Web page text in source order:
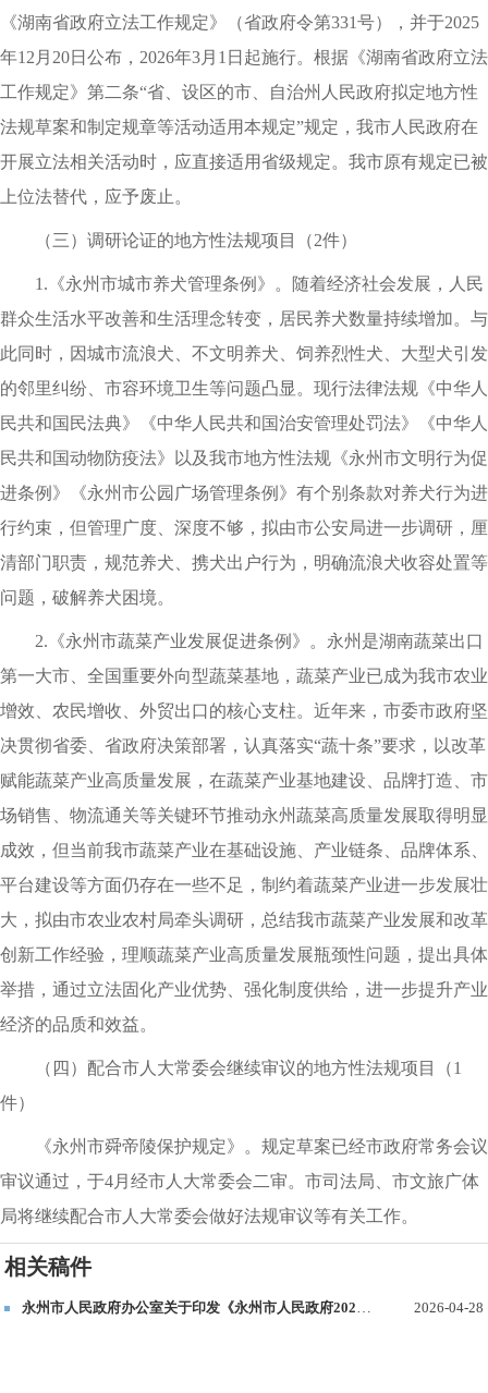
《湖南省政府立法工作规定》（省政府令第331号）
， 并于2025
年12月20日公布 ， 2026年3月1日起施行。 根据《湖南省政府立法
工作规定》第二条“省、设区的市、自治州人民政府拟定地方性
法规草案和制定规章等活动适用本规定”规定 ， 我市人民政府在
开展立法相关活动时 ， 应直接适用省级规定。 我市原有规定已被
上位法替代 ， 应予废止 。
（三）调研论证的地方性法规项目（2件）
1.《永州市城市养犬管理条例》 。 随着经济社会发展 ，
人民
群众生活水平改善和生活理念转变 ， 居民养犬数量持续增加。 与
此同时 ， 因城市流浪犬、不文明养犬、饲养烈性犬、大型犬引发
的邻里纠纷、市容环境卫生等问题凸显 。 现行法律法规《中华人
民共和国民法典》《中华人民共和国治安管理处罚法》《中华人
民共和国动物防疫法》以及我市地方性法规《永州市文明行为促
进条例》《永州市公园广场管理条例》有个别条款对养犬行为进
行约束 ， 但管理广度、深度不够 ， 拟由市公安局进一步调研 ， 厘
清部门职责 ， 规范养犬、携犬出户行为 ， 明确流浪犬收容处置等
问题 ， 破解养犬困境。
2.《永州市蔬菜产业发展促进条例》 。 永州是湖南蔬菜出口
第一大市、全国重要外向型蔬菜基地 ， 蔬菜产业已成为我市农业
增效、农民增收、外贸出口的核心支柱。 近年来 ， 市委市政府坚
决贯彻省委、省政府决策部署 ， 认真落实“蔬十条”要求 ， 以改革
赋能蔬菜产业高质量发展 ， 在蔬菜产业基地建设、品牌打造、市
场销售、物流通关等关键环节推动永州蔬菜高质量发展取得明显
成效 ， 但当前我市蔬菜产业在基础设施、产业链条、品牌体系、
平台建设等方面仍存在一些不足 ， 制约着蔬菜产业进一步发展壮
大 ， 拟由市农业农村局牵头调研 ， 总结我市蔬菜产业发展和改革
创新工作经验 ， 理顺蔬菜产业高质量发展瓶颈性问题 ， 提出具体
举措 ， 通过立法固化产业优势、强化制度供给 ， 进一步提升产业
经济的品质和效益。
（四）配合市人大常委会继续审议的地方性法规项目（1
件）
《永州市舜帝陵保护规定》 。 规定草案已经市政府常务会议
审议通过 ， 于4月经市人大常委会二审。 市司法局、市文旅广体
局将继续配合市人大常委会做好法规审议等有关工作。
相关稿件
永州市人民政府办公室关于印发《永州市人民政府2026年立法计划》的通知 2026-04-28